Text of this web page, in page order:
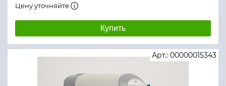
Цену уточняйте
Купить
Арт.: 00000015343